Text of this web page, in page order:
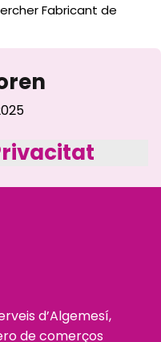
Fabricant de
d’Algemesí,
de comerços